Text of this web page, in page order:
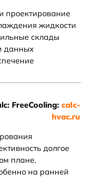
проектирование
жидкости
склады
данных
FreeCooling: calc-
hvac.ru
долгое
плане.
на ранней